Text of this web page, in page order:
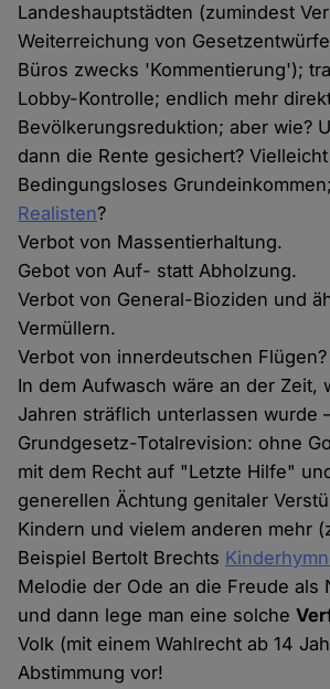
Landeshauptstädten (zumindest
Weiterreichung von
Büros zwecks 'Kommentierung');
Lobby-Kontrolle; endlich mehr
Bevölkerungsreduktion; aber wie?
dann die Rente gesichert?
Bedingungsloses
Realisten?
Verbot von Massentierhaltung.
Gebot von Auf- statt Abholzung.
Verbot von General-Bioziden und
Vermüllern.
Verbot von innerdeutschen Flügen?
In dem Aufwasch wäre an der Zeit,
Jahren sträflich unterlassen wurde
Grundgesetz-Totalrevision: ohne
mit dem Recht auf "Letzte Hilfe"
generellen Ächtung genitaler
Kindern und vielem anderen mehr
Beispiel Bertolt Brechts
Melodie der Ode an die Freude als
und dann lege man eine solche
Volk (mit einem Wahlrecht ab 14
Abstimmung vor!